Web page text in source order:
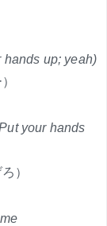
hands up; yeah)
your hands
）